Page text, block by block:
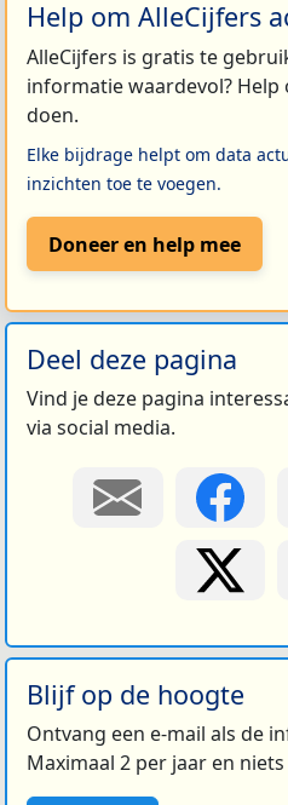
Help om AlleCijfers
AlleCijfers is gratis te
informatie waardevol? Help
doen.
Elke bijdrage helpt om data
inzichten toe te voegen.
Doneer en help mee
Deel deze pagina
Vind je deze pagina
via social media.
Blijf op de hoogte
Ontvang een e-mail als de
Maximaal 2 per jaar en